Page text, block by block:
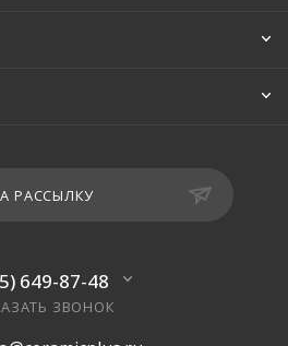
РАССЫЛКУ
649-87-48
ЗВОНОК